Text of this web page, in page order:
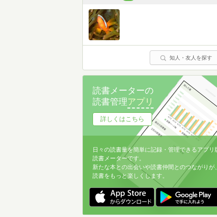
知人・友人を探す
読書メーターの
読書管理アプリ
詳しくはこちら
日々の読書量を簡単に記録・管理できるアプリ
読書メーターです。
新たな本との出会いや読書仲間とのつながりが
読書をもっと楽しくします。